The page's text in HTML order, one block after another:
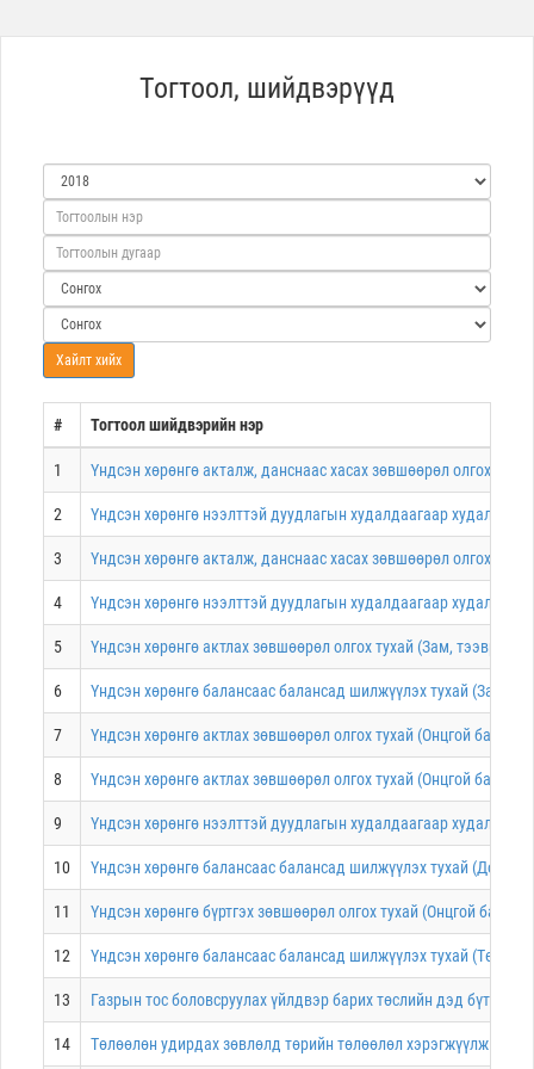
Тогтоол, шийдвэрүүд
# Тогтоол шийдвэрийн нэр
1 Үндсэн хөрөнгө акталж, данснаас хасах зөвшөөрөл олгох
2 Үндсэн хөрөнгө нээлттэй дуудлагын худалдаагаар худалдах
3 Үндсэн хөрөнгө акталж, данснаас хасах зөвшөөрөл олгох
4 Үндсэн хөрөнгө нээлттэй дуудлагын худалдаагаар худалдах
5 Үндсэн хөрөнгө актлах зөвшөөрөл олгох тухай (Зам, тээврийн
6 Үндсэн хөрөнгө балансаас балансад шилжүүлэх тухай (Зам,
7 Үндсэн хөрөнгө актлах зөвшөөрөл олгох тухай (Онцгой
8 Үндсэн хөрөнгө актлах зөвшөөрөл олгох тухай (Онцгой
9 Үндсэн хөрөнгө нээлттэй дуудлагын худалдаагаар худалдах
10 Үндсэн хөрөнгө балансаас балансад шилжүүлэх тухай
11 Үндсэн хөрөнгө бүртгэх зөвшөөрөл олгох тухай (Онцгой
12 Үндсэн хөрөнгө балансаас балансад шилжүүлэх тухай
13 Газрын тос боловсруулах үйлдвэр барих төслийн дэд
14 Төлөөлөн удирдах зөвлөлд төрийн төлөөлөл хэрэгжүүлж буй